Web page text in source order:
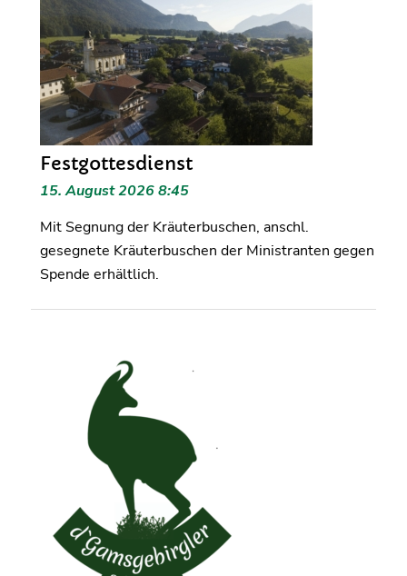
Festgottesdienst
15. August 2026 8:45
Mit Segnung der Kräuterbuschen, anschl.
gesegnete Kräuterbuschen der Ministranten gegen
Spende erhältlich.